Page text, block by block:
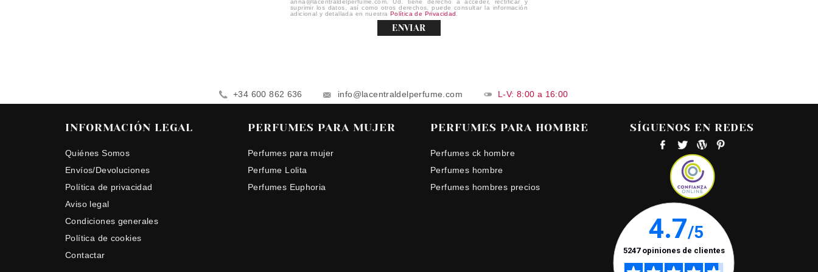
anna@lacentraldelperfume.com. Ud. tiene derecho a acceder, rectificar y
suprimir los datos, así como otros derechos, puede consultar la información
adicional y detallada en nuestra Política de Privacidad
ENVIAR
+34 600 862 636 info@lacentraldelperfume.com L-V: 8:00 a 16:00
INFORMACIÓN LEGAL
Quiénes Somos
Envíos/Devoluciones
Política de privacidad
Aviso legal
Condiciones generales
Política de cookies
Contactar
PERFUMES PARA MUJER
Perfumes para mujer
Perfume Lolita
Perfumes Euphoria
PERFUMES PARA HOMBRE
Perfumes ck hombre
Perfumes hombre
Perfumes hombres precios
SÍGUENOS EN REDES